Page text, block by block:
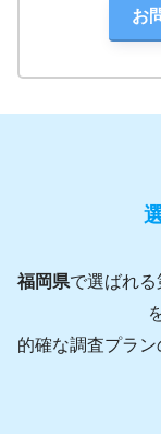
お
福岡県で選ばれ
的確な調査プラ